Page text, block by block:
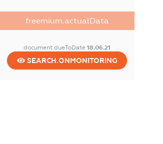
freemium.actualData
document.dueToDate18.06.21
SEARCH.ONMONITORING